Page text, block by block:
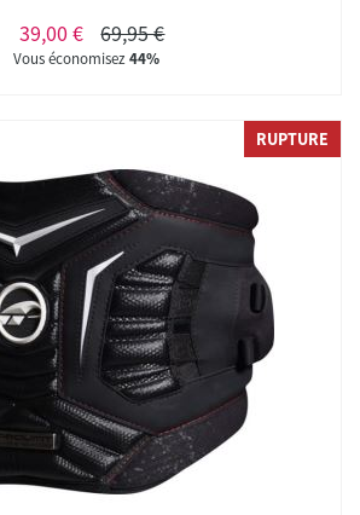
39,00 € 69,95 €
Vous économisez44%
RUPTURE